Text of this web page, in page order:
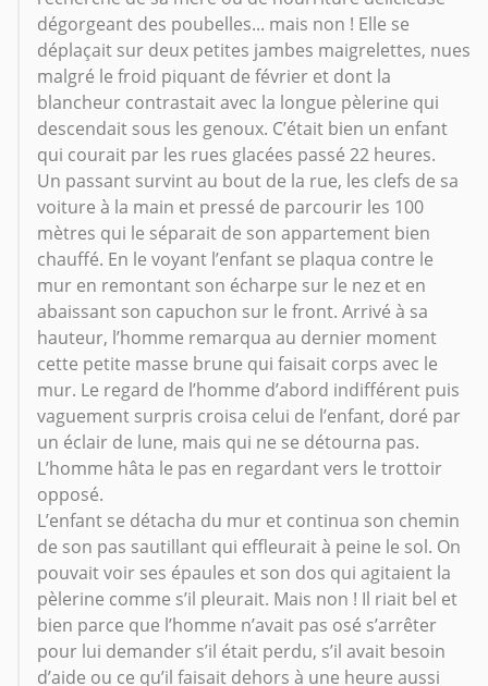
dégorgeant des poubelles... mais non ! Elle se
déplaçait sur deux petites jambes maigrelettes, nues
malgré le froid piquant de février et dont la
blancheur contrastait avec la longue pèlerine qui
descendait sous les genoux. C’était bien un enfant
qui courait par les rues glacées passé 22 heures.
Un passant survint au bout de la rue, les clefs de sa
voiture à la main et pressé de parcourir les 100
mètres qui le séparait de son appartement bien
chauffé. En le voyant l’enfant se plaqua contre le
mur en remontant son écharpe sur le nez et en
abaissant son capuchon sur le front. Arrivé à sa
hauteur, l’homme remarqua au dernier moment
cette petite masse brune qui faisait corps avec le
mur. Le regard de l’homme d’abord indifférent puis
vaguement surpris croisa celui de l’enfant, doré par
un éclair de lune, mais qui ne se détourna pas.
L’homme hâta le pas en regardant vers le trottoir
opposé.
L’enfant se détacha du mur et continua son chemin
de son pas sautillant qui effleurait à peine le sol. On
pouvait voir ses épaules et son dos qui agitaient la
pèlerine comme s’il pleurait. Mais non ! Il riait bel et
bien parce que l’homme n’avait pas osé s’arrêter
pour lui demander s’il était perdu, s’il avait besoin
d’aide ou ce qu’il faisait dehors à une heure aussi